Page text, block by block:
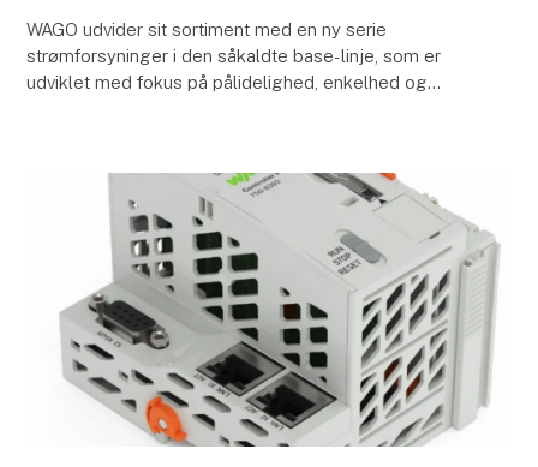
WAGO udvider sit sortiment med en ny serie
strømforsyninger i den såkaldte base-linje, som er
udviklet med fokus på pålidelighed, enkelhed og